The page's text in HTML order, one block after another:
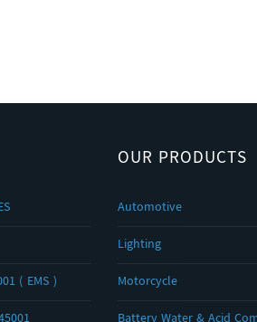
( EMS )
OUR PRODUCTS
Automotive
Lighting
Motorcycle